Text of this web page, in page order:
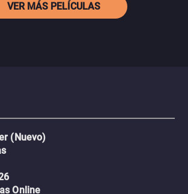
VER MÁS PELÍCULAS
(Nuevo)
Online